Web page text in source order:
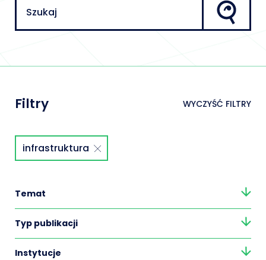
Filtry WYCZYŚĆ FILTRY
infrastruktura
Temat
Typ publikacji
Instytucje